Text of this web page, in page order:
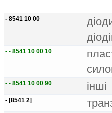
- 8541 10 00
- - 8541 10 00 10
- - 8541 10 00 90 iншi
- [8541 2]